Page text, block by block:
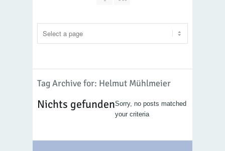
Tag Archive for: Helmut Mühlmeier
Nichts gefundenSorry, no posts matched
your criteria